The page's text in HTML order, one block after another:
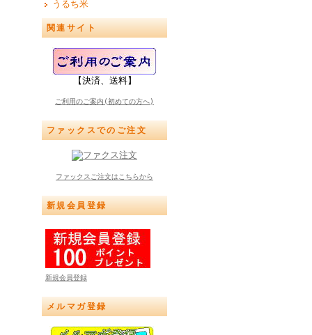
うるち米
関連サイト
【決済、送料】
ご利用のご案内(初めての方へ)
ファックスでのご注文
ファックスご注文はこちらから
新規会員登録
新規会員登録
メルマガ登録